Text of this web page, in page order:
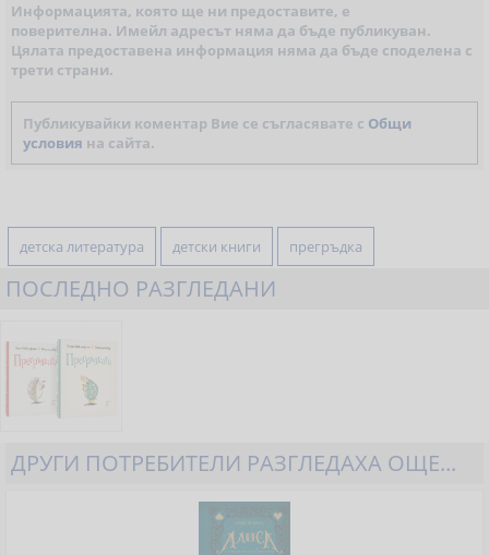
Информацията, която ще ни предоставите, е
поверителна. Имейл адресът няма да бъде публикуван.
Цялата предоставена информация няма да бъде споделена с
трети страни.
Публикувайки коментар Вие се съгласявате с Общи
условия на сайта.
детска литература детски книги прегръдка
ПОСЛЕДНО РАЗГЛЕДАНИ
ДРУГИ ПОТРЕБИТЕЛИ РАЗГЛЕДАХА ОЩЕ...